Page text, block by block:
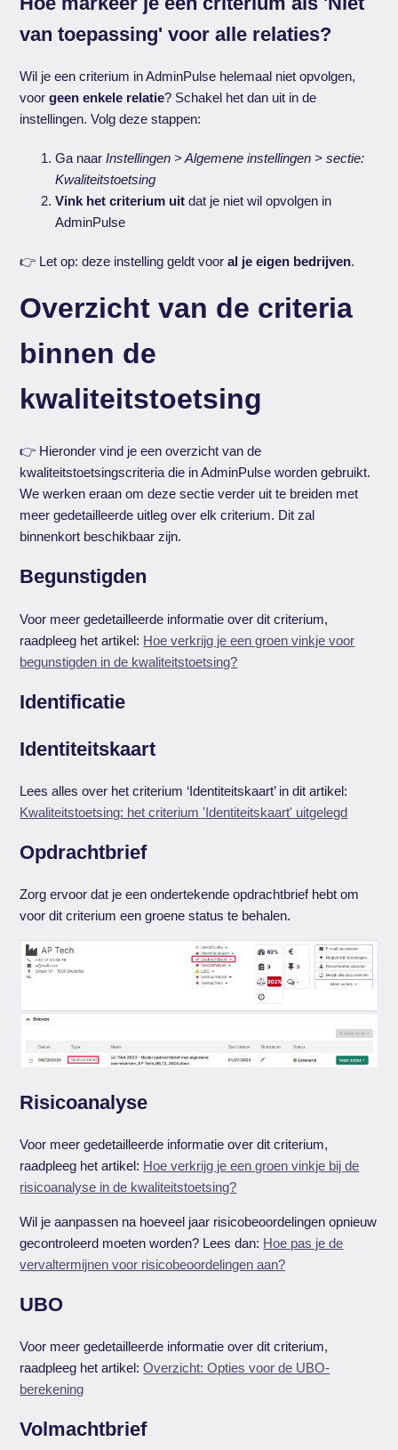
van toepassing' voor alle relaties?
Wil je een criterium in AdminPulse helemaal niet opvolgen,
voorgeen enkele relatie? Schakel het dan uit in de
instellingen. Volg deze stappen:
Ga naarInstellingen > Algemene instellingen > sectie:
Kwaliteitstoetsing
Vink het criterium uit dat je niet wil opvolgen in
AdminPulse
👉 Let op: deze instelling geldt vooral je eigen bedrijven.
Overzicht van de criteria
binnen de
kwaliteitstoetsing
👉 Hieronder vind je een overzicht van de
kwaliteitstoetsingscriteria die in AdminPulse worden gebruikt.
We werken eraan om deze sectie verder uit te breiden met
meer gedetailleerde uitleg over elk criterium. Dit zal
binnenkort beschikbaar zijn.
Begunstigden
Voor meer gedetailleerde informatie over dit criterium,
raadpleeg het artikel: Hoe verkrijg je een groen vinkje voor
begunstigden in de kwaliteitstoetsing?
Identificatie
Identiteitskaart
Lees alles over het criterium ‘Identiteitskaart’ in dit artikel:
Kwaliteitstoetsing: het criterium 'Identiteitskaart' uitgelegd
Opdrachtbrief
Zorg ervoor dat je een ondertekende opdrachtbrief hebt om
voor dit criterium een groene status te behalen.
Risicoanalyse
Voor meer gedetailleerde informatie over dit criterium,
raadpleeg het artikel: Hoe verkrijg je een groen vinkje bij de
risicoanalyse in de kwaliteitstoetsing?
Wil je aanpassen na hoeveel jaar risicobeoordelingen opnieuw
gecontroleerd moeten worden? Lees dan: Hoe pas je de
vervaltermijnen voor risicobeoordelingen aan?
UBO
Voor meer gedetailleerde informatie over dit criterium,
raadpleeg het artikel:Overzicht: Opties voor de UBO-
berekening
Volmachtbrief